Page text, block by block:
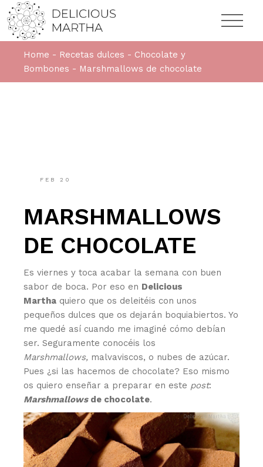
Home Recetas dulces
Chocolate y
Bombones
Marshmallows de chocolate
FEB 20
MARSHMALLOWS
DE CHOCOLATE
Es viernes y toca acabar la semana con buen
sabor de boca. Por eso en Delicious
Martha quiero que os deleitéis con unos
pequeños dulces que os dejarán boquiabiertos. Yo
me quedé así cuando me imaginé cómo debían
ser. Seguramente conocéis los
Marshmallows, malvaviscos, o nubes de azúcar.
Pues ¿si las hacemos de chocolate? Eso mismo
os quiero enseñar a preparar en este post:
Marshmallowsde chocolate.